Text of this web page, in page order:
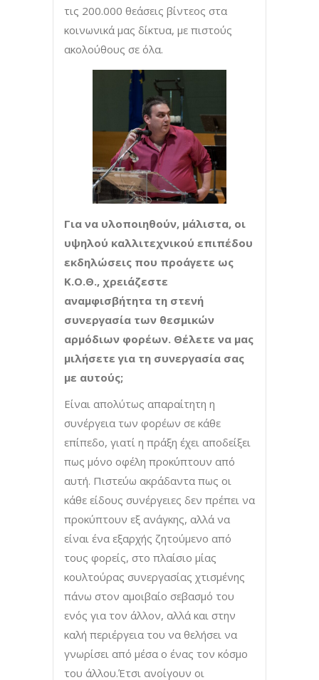
τις 200.000 θεάσεις βίντεος στα
κοινωνικά μας δίκτυα, με πιστούς
ακολούθους σε όλα.
Για να υλοποιηθούν, μάλιστα, οι
υψηλού καλλιτεχνικού επιπέδου
εκδηλώσεις που προάγετε ως
Κ.Ο.Θ., χρειάζεστε
αναμφισβήτητα τη στενή
συνεργασία των θεσμικών
αρμόδιων φορέων. Θέλετε να μας
μιλήσετε για τη συνεργασία σας
με αυτούς;
Είναι απολύτως απαραίτητη η
συνέργεια των φορέων σε κάθε
επίπεδο, γιατί η πράξη έχει αποδείξει
πως μόνο οφέλη προκύπτουν από
αυτή. Πιστεύω ακράδαντα πως οι
κάθε είδους συνέργειες δεν πρέπει να
προκύπτουν εξ ανάγκης, αλλά να
είναι ένα εξαρχής ζητούμενο από
τους φορείς, στο πλαίσιο μίας
κουλτούρας συνεργασίας χτισμένης
πάνω στον αμοιβαίο σεβασμό του
ενός για τον άλλον, αλλά και στην
καλή περιέργεια του να θελήσει να
γνωρίσει από μέσα ο ένας τον κόσμο
του άλλου.Έτσι ανοίγουν οι